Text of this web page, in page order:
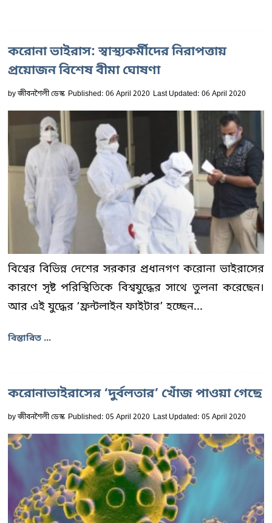
করোনা ভাইরাস: স্বাস্থ্যকর্মীদের নিরাপত্তায়
প্রয়োজন বিশেষ বীমা ঘোষণা
byজীবনশৈলী ডেস্ক Published: 06 April 2020 Last Updated: 06 April 2020
বিশ্বের বিভিন্ন দেশের সরকার প্রধানগণ করোনা ভাইরাসের
কারণে সৃষ্ট পরিস্থিতিকে বিশ্বযুদ্ধের সাথে তুলনা করেছেন।
আর এই যুদ্ধের ‘ফ্রন্টলাইন ফাইটার’ হচ্ছেন...
বিস্তারিত ...
করোনাভাইরাসের ‘দুর্বলতার’ খোঁজ পাওয়া গেছে
byজীবনশৈলী ডেস্ক Published: 05 April 2020 Last Updated: 05 April 2020